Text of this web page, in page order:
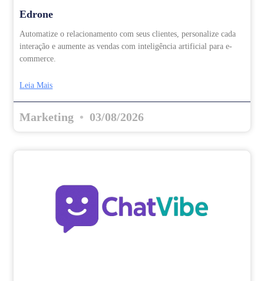
Edrone
Automatize o relacionamento com seus clientes, personalize cada
interação e aumente as vendas com inteligência artificial para e-
commerce.
Leia Mais
Marketing 03/08/2026